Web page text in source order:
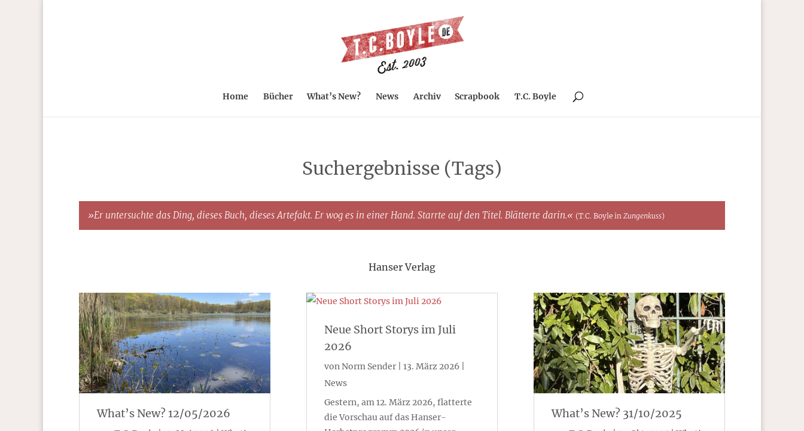
Home Bücher What’s New? News Archiv Scrapbook T.C. Boyle
Suchergebnisse (Tags)
»Er untersuchte das Ding, dieses Buch, dieses Artefakt. Er wog es in einer Hand. Starrte auf den Titel. Blätterte darin.« (T.C. Boyle in Zungenkuss)
Hanser Verlag
What’s New? 12/05/2026
Neue Short Storys im Juli
2026
vonNorm Sender| 13. März 2026|
News
Gestern, am 12. März 2026, flatterte
die Vorschau auf das Hanser-
What’s New? 31/10/2025